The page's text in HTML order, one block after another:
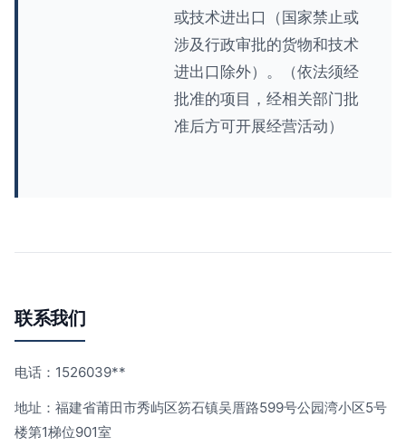
或技术进出口（国家禁止或
涉及行政审批的货物和技术
进出口除外）。（依法须经
批准的项目，经相关部门批
准后方可开展经营活动）
联系我们
电话：1526039**
地址：福建省莆田市秀屿区笏石镇吴厝路599号公园湾小区5号
楼第1梯位901室